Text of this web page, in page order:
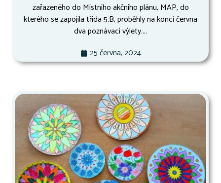
zařazeného do Místního akčního plánu, MAP, do
kterého se zapojila třída 5.B, proběhly na konci června
dva poznávací výlety....
25 června, 2024